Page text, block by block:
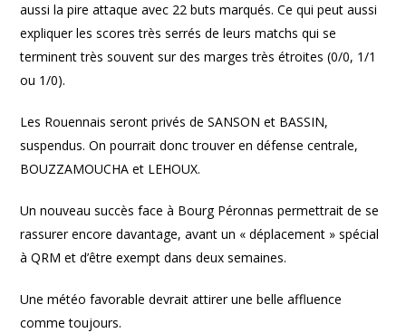
aussi la pire attaque avec 22 buts marqués. Ce qui peut aussi
expliquer les scores très serrés de leurs matchs qui se
terminent très souvent sur des marges très étroites (0/0, 1/1
ou 1/0).
Les Rouennais seront privés de SANSON et BASSIN,
suspendus. On pourrait donc trouver en défense centrale,
BOUZZAMOUCHA et LEHOUX.
Un nouveau succès face à Bourg Péronnas permettrait de se
rassurer encore davantage, avant un « déplacement » spécial
à QRM et d’être exempt dans deux semaines.
Une météo favorable devrait attirer une belle affluence
comme toujours.